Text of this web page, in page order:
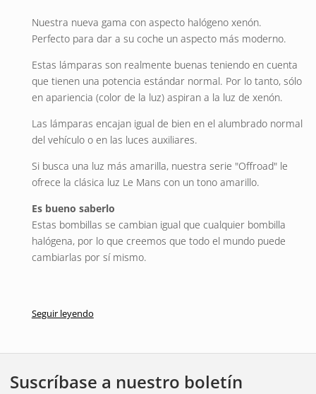
Nuestra nueva gama con aspecto halógeno xenón.
Perfecto para dar a su coche un aspecto más moderno.
Estas lámparas son realmente buenas teniendo en cuenta
que tienen una potencia estándar normal. Por lo tanto, sólo
en apariencia (color de la luz) aspiran a la luz de xenón.
Las lámparas encajan igual de bien en el alumbrado normal
del vehículo o en las luces auxiliares.
Si busca una luz más amarilla, nuestra serie "Offroad" le
ofrece la clásica luz Le Mans con un tono amarillo.
Es bueno saberlo
Estas bombillas se cambian igual que cualquier bombilla
halógena, por lo que creemos que todo el mundo puede
cambiarlas por sí mismo.
Seguir leyendo
Suscríbase a nuestro boletín